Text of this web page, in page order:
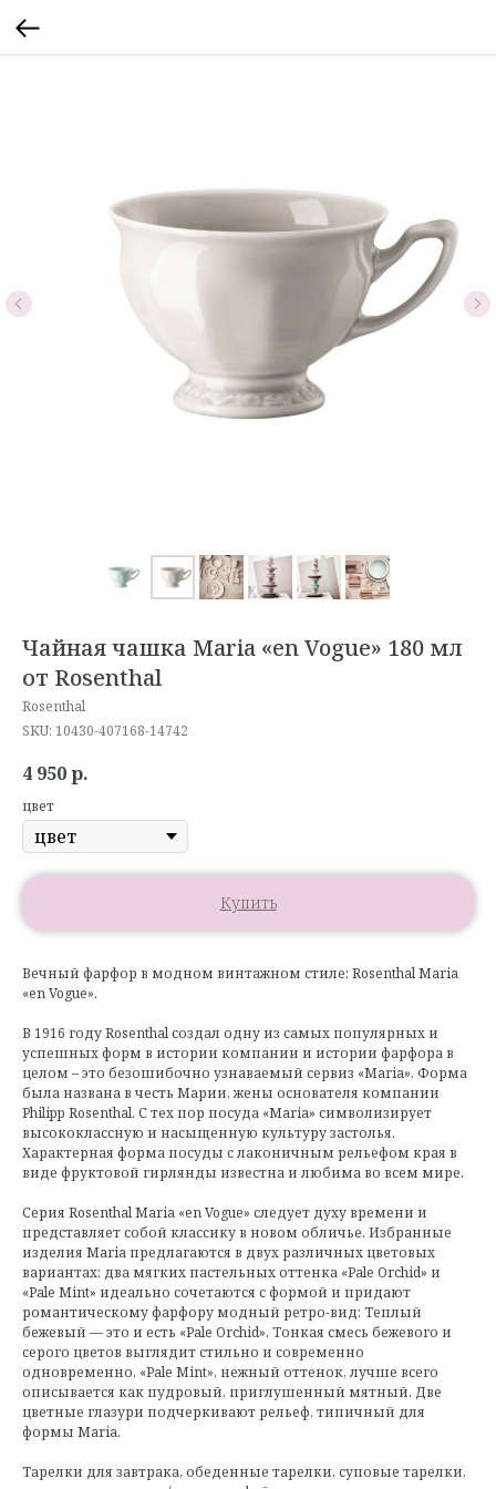
Чайная чашка Maria «en Vogue» 180 мл
от Rosenthal
Rosenthal
SKU: 10430-407168-14742
4 950р.
цвет
Купить
Вечный фарфор в модном винтажном стиле: Rosenthal Maria
«en Vogue».
В 1916 году Rosenthal создал одну из самых популярных и
успешных форм в истории компании и истории фарфора в
целом – это безошибочно узнаваемый сервиз «Maria». Форма
была названа в честь Марии, жены основателя компании
Philipp Rosenthal. С тех пор посуда «Maria» символизирует
высококлассную и насыщенную культуру застолья.
Характерная форма посуды с лаконичным рельефом края в
виде фруктовой гирлянды известна и любима во всем мире.
Серия Rosenthal Maria «en Vogue» следует духу времени и
представляет собой классику в новом обличье. Избранные
изделия Maria предлагаются в двух различных цветовых
вариантах: два мягких пастельных оттенка «Pale Orchid» и
«Pale Mint» идеально сочетаются с формой и придают
романтическому фарфору модный ретро-вид: Теплый
бежевый — это и есть «Pale Orchid». Тонкая смесь бежевого и
серого цветов выглядит стильно и современно
одновременно. «Pale Mint», нежный оттенок, лучше всего
описывается как пудровый, приглушенный мятный. Две
цветные глазури подчеркивают рельеф, типичный для
формы Maria.
Тарелки для завтрака, обеденные тарелки, суповые тарелки,